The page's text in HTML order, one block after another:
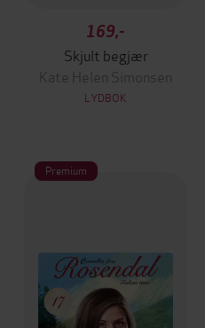
169,-
Skjult begjær
Kate Helen Simonsen
LYDBOK
Premium